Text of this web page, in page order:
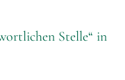
Stelle“ in